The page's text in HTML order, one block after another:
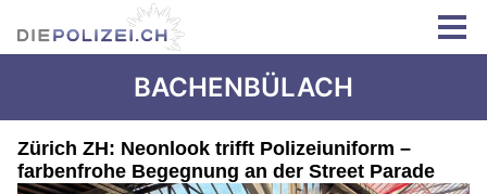
BACHENBÜLACH
Zürich ZH: Neonlook trifft Polizeiuniform –
farbenfrohe Begegnung an der Street Parade